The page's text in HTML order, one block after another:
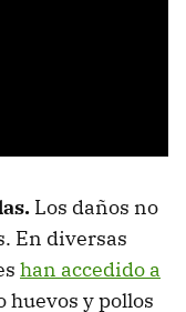
Los daños no
En diversas
han accedido a
huevos y pollos